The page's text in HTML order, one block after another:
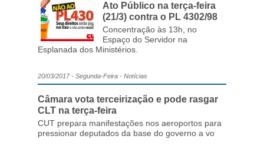
Ato Público na terça-feira
(21/3) contra o PL 4302/98
Concentração às 13h, no
Espaço do Servidor na
Esplanada dos Ministérios.
20/03/2017 - Segunda-Feira - Notícias
Câmara vota terceirização e pode rasgar
CLT na terça-feira
CUT prepara manifestações nos aeroportos para
pressionar deputados da base do governo a vo